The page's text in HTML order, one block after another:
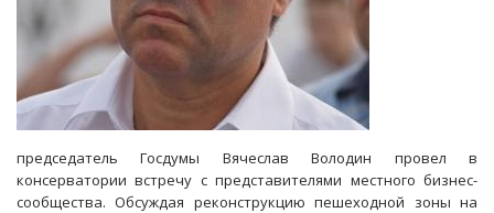
председатель Госдумы Вячеслав Володин провел в
консерватории встречу с представителями местного бизнес-
сообщества. Обсуждая реконструкцию пешеходной зоны на